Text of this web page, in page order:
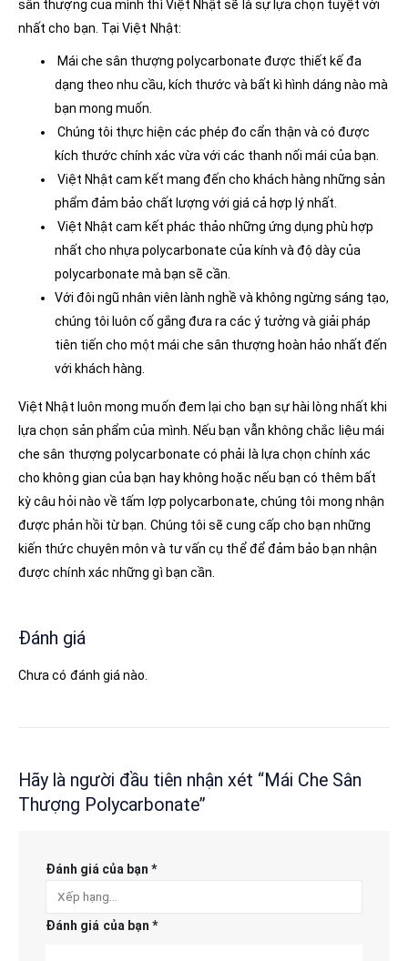
sân thượng của mình thì Việt Nhật sẽ là sự lựa chọn tuyệt vời
nhất cho bạn. Tại Việt Nhật:
Mái che sân thượng polycarbonate được thiết kế đa
dạng theo nhu cầu, kích thước và bất kì hình dáng nào mà
bạn mong muốn.
Chúng tôi thực hiện các phép đo cẩn thận và có được
kích thước chính xác vừa với các thanh nối mái của bạn.
Việt Nhật cam kết mang đến cho khách hàng những sản
phẩm đảm bảo chất lượng với giá cả hợp lý nhất.
Việt Nhật cam kết phác thảo những ứng dụng phù hợp
nhất cho nhựa polycarbonate của kính và độ dày của
polycarbonate mà bạn sẽ cần.
Với đôi ngũ nhân viên lành nghề và không ngừng sáng tạo,
chúng tôi luôn cố gắng đưa ra các ý tưởng và giải pháp
tiên tiến cho một mái che sân thượng hoàn hảo nhất đến
với khách hàng.
Việt Nhật luôn mong muốn đem lại cho bạn sự hài lòng nhất khi
lựa chọn sản phẩm của mình. Nếu bạn vẫn không chắc liệu mái
che sân thượng polycarbonate có phải là lựa chọn chính xác
cho không gian của bạn hay không hoặc nếu bạn có thêm bất
kỳ câu hỏi nào về tấm lợp polycarbonate, chúng tôi mong nhận
được phản hồi từ bạn. Chúng tôi sẽ cung cấp cho bạn những
kiến thức chuyên môn và tư vấn cụ thể để đảm bảo bạn nhận
được chính xác những gì bạn cần.
Đánh giá
Chưa có đánh giá nào.
Hãy là người đầu tiên nhận xét “Mái Che Sân
Thượng Polycarbonate”
Đánh giá của bạn *
Đánh giá của bạn*